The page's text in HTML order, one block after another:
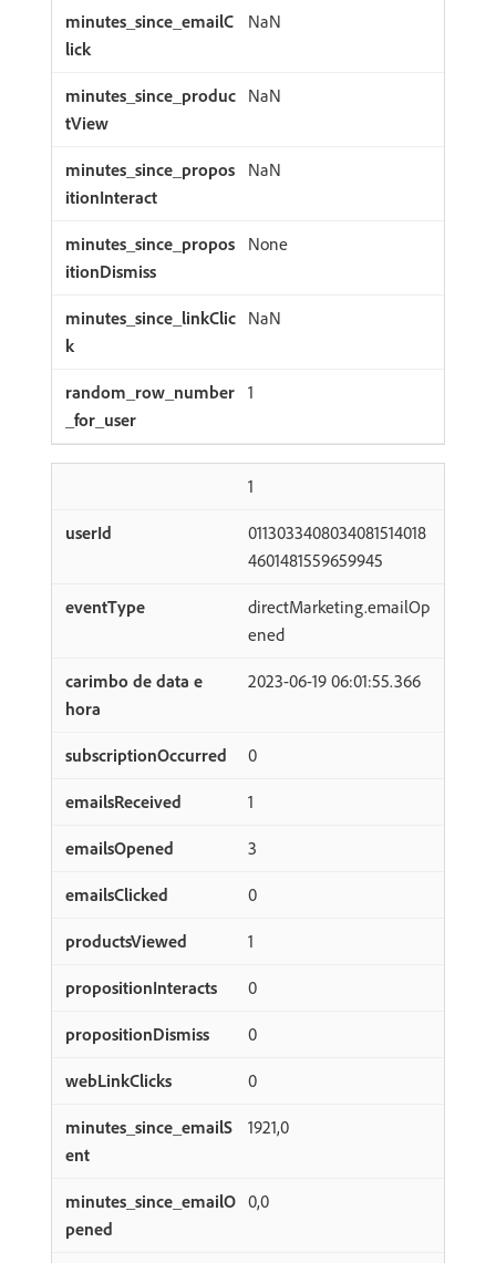
NaN
NaN
NaN
None
NaN
1
1
0113033408034081514018
4601481559659945
directMarketing.emailOp
ened
2023-06-19 06:01:55.366
0
1
3
0
1
0
0
0
1921,0
0,0